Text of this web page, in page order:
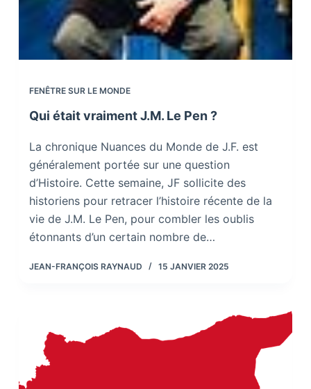
FENÊTRE SUR LE MONDE
Qui était vraiment J.M. Le Pen ?
La chronique Nuances du Monde de J.F. est
généralement portée sur une question
d’Histoire. Cette semaine, JF sollicite des
historiens pour retracer l’histoire récente de la
vie de J.M. Le Pen, pour combler les oublis
étonnants d’un certain nombre de…
JEAN-FRANÇOIS RAYNAUD 15 JANVIER 2025